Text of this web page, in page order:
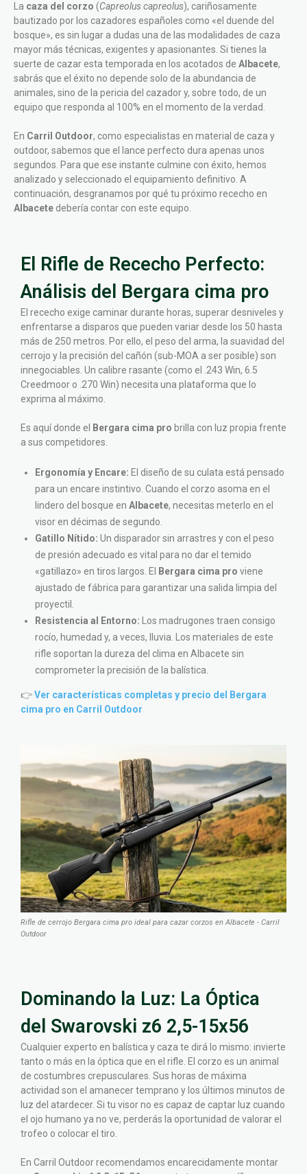
La caza del corzo (Capreolus capreolus), cariñosamente
bautizado por los cazadores españoles como «el duende del
bosque», es sin lugar a dudas una de las modalidades de caza
mayor más técnicas, exigentes y apasionantes. Si tienes la
suerte de cazar esta temporada en los acotados de Albacete,
sabrás que el éxito no depende solo de la abundancia de
animales, sino de la pericia del cazador y, sobre todo, de un
equipo que responda al 100% en el momento de la verdad.
En Carril Outdoor, como especialistas en material de caza y
outdoor, sabemos que el lance perfecto dura apenas unos
segundos. Para que ese instante culmine con éxito, hemos
analizado y seleccionado el equipamiento definitivo. A
continuación, desgranamos por qué tu próximo rececho en
Albacete debería contar con este equipo.
El Rifle de Rececho Perfecto:
Análisis del Bergara cima pro
El rececho exige caminar durante horas, superar desniveles y
enfrentarse a disparos que pueden variar desde los 50 hasta
más de 250 metros. Por ello, el peso del arma, la suavidad del
cerrojo y la precisión del cañón (sub-MOA a ser posible) son
innegociables. Un calibre rasante (como el .243 Win, 6.5
Creedmoor o .270 Win) necesita una plataforma que lo
exprima al máximo.
Es aquí donde el Bergara cima pro brilla con luz propia frente
a sus competidores.
Ergonomía y Encare: El diseño de su culata está pensado
para un encare instintivo. Cuando el corzo asoma en el
lindero del bosque en Albacete, necesitas meterlo en el
visor en décimas de segundo.
Gatillo Nítido: Un disparador sin arrastres y con el peso
de presión adecuado es vital para no dar el temido
«gatillazo» en tiros largos. El
Bergara cima pro viene
ajustado de fábrica para garantizar una salida limpia del
proyectil.
Resistencia al Entorno: Los madrugones traen consigo
rocío, humedad y, a veces, lluvia. Los materiales de este
rifle soportan la dureza del clima en Albacete sin
comprometer la precisión de la balística.
👉Ver características completas y precio del Bergara
cima pro en Carril Outdoor
Rifle de cerrojo Bergara cima pro ideal para cazar corzos en Albacete - Carril
Outdoor
Dominando la Luz: La Óptica
del Swarovski z6 2,5-15x56
Cualquier experto en balística y caza te dirá lo mismo: invierte
tanto o más en la óptica que en el rifle. El corzo es un animal
de costumbres crepusculares. Sus horas de máxima
actividad son el amanecer temprano y los últimos minutos de
luz del atardecer. Si tu visor no es capaz de captar luz cuando
el ojo humano ya no ve, perderás la oportunidad de valorar el
trofeo o colocar el tiro.
En Carril Outdoor recomendamos encarecidamente montar